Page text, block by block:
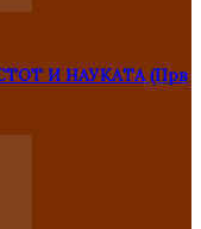
И НАУКАТА (Прв